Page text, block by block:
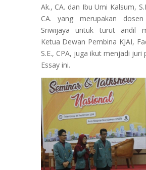
Ak., CA. dan Ibu Umi Kalsum,
CA. yang merupakan dosen
Sriwijaya untuk turut andil
Ketua Dewan Pembina KJAI,
S.E., CPA, juga ikut menjadi juri
Essay ini.